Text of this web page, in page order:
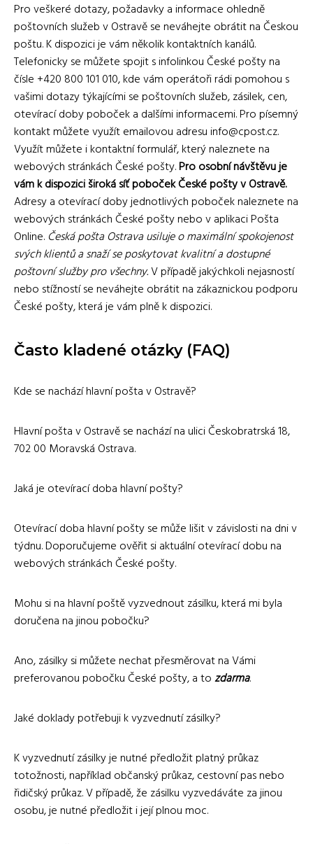
Pro veškeré dotazy, požadavky a informace ohledně
poštovních služeb v Ostravě se neváhejte obrátit na Českou
poštu. K dispozici je vám několik kontaktních kanálů.
Telefonicky se můžete spojit s infolinkou České pošty na
čísle +420 800 101 010, kde vám operátoři rádi pomohou s
vašimi dotazy týkajícími se poštovních služeb, zásilek, cen,
otevírací doby poboček a dalšími informacemi. Pro písemný
kontakt můžete využít emailovou adresu info@cpost.cz.
Využít můžete i kontaktní formulář, který naleznete na
webových stránkách České pošty.Pro osobní návštěvu je
vám k dispozici široká síť poboček České pošty v Ostravě.
Adresy a otevírací doby jednotlivých poboček naleznete na
webových stránkách České pošty nebo v aplikaci Pošta
Online. Česká pošta Ostrava usiluje o maximální spokojenost
svých klientů a snaží se poskytovat kvalitní a dostupné
poštovní služby pro všechny.V případě jakýchkoli nejasností
nebo stížností se neváhejte obrátit na zákaznickou podporu
České pošty, která je vám plně k dispozici.
Často kladené otázky (FAQ)
Kde se nachází hlavní pošta v Ostravě?
Hlavní pošta v Ostravě se nachází na ulici Českobratrská 18,
702 00 Moravská Ostrava.
Jaká je otevírací doba hlavní pošty?
Otevírací doba hlavní pošty se může lišit v závislosti na dni v
týdnu. Doporučujeme ověřit si aktuální otevírací dobu na
webových stránkách České pošty.
Mohu si na hlavní poště vyzvednout zásilku, která mi byla
doručena na jinou pobočku?
Ano, zásilky si můžete nechat přesměrovat na Vámi
preferovanou pobočku České pošty, a tozdarma.
Jaké doklady potřebuji k vyzvednutí zásilky?
K vyzvednutí zásilky je nutné předložit platný průkaz
totožnosti, například občanský průkaz, cestovní pas nebo
řidičský průkaz. V případě, že zásilku vyzvedáváte za jinou
osobu, je nutné předložit i její plnou moc.